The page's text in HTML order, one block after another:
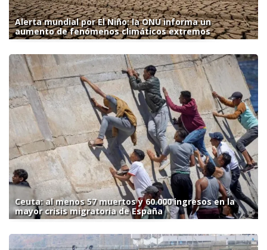
Alerta mundial por El Niño: la ONU informa un
aumento de fenómenos climáticos extremos
Ceuta: al menos 57 muertos y 60.000 ingresos en la
mayor crisis migratoria de España